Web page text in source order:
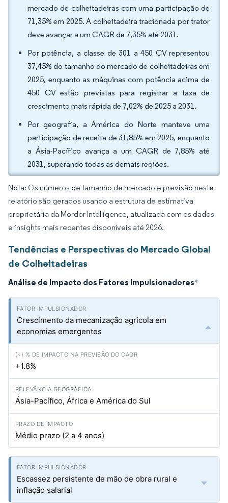
mercado de colheitadeiras com uma participação de
71,35% em 2025. A colheitadeira tracionada por trator
deve avançar a um CAGR de 7,35% até 2031.
Por potência, a classe de 301 a 450 CV representou
37,45% do tamanho do mercado de colheitadeiras em
2025, enquanto as máquinas com potência acima de
450 CV estão previstas para registrar a taxa de
crescimento mais rápida de 7,02% de 2025 a 2031.
Por geografia, a América do Norte manteve uma
participação de receita de 31,85% em 2025, enquanto
a Ásia-Pacífico avança a um CAGR de 7,85% até
2031, superando todas as demais regiões.
Nota: Os números de tamanho de mercado e previsão neste
relatório são gerados usando a estrutura de estimativa
proprietária da Mordor Intelligence, atualizada com os dados
e insights mais recentes disponíveis até 2026.
Tendências e Perspectivas do Mercado Global
de Colheitadeiras
Análise de Impacto dos Fatores Impulsionadores*
Crescimento da mecanização agrícola em
economias emergentes
+1.8%
Ásia-Pacífico, África e América do Sul
Médio prazo (2 a 4 anos)
Escassez persistente de mão de obra rural e
inflação salarial